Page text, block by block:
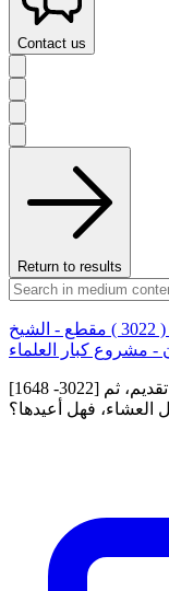
Contact us
Return to results
سؤال وجواب من شرح العمدة في الفقه ( 3022 ) مقطع - الشيخ
- مشروع كبار العلماء
[1648 -3022] سافرت وجمعت المغرب مع العشاء جمع تقديم، ثم
العشاء، فهل أعيدها؟